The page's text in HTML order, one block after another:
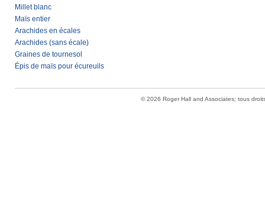
Millet blanc
Maïs entier
Arachides en écales
Arachides (sans écale)
Graines de tournesol
Épis de maïs pour écureuils
© 2026 Roger Hall and Associates; tous